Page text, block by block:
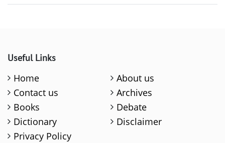
Useful Links
Home
About us
Contact us
Archives
Books
Debate
Dictionary
Disclaimer
Privacy Policy